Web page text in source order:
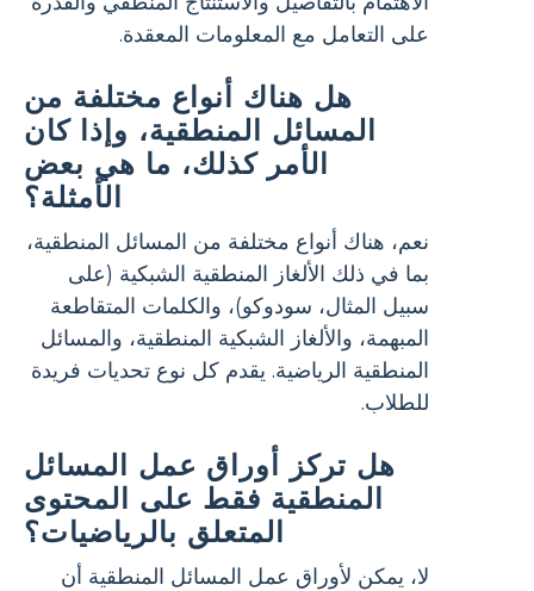
على التعامل مع المعلومات المعقدة.
هل هناك أنواع مختلفة من
المسائل المنطقية، وإذا كان
الأمر كذلك، ما هي بعض
الأمثلة؟
نعم، هناك أنواع مختلفة من المسائل المنطقية،
بما في ذلك الألغاز المنطقية الشبكية (على
سبيل المثال، سودوكو)، والكلمات المتقاطعة
المبهمة، والألغاز الشبكية المنطقية، والمسائل
المنطقية الرياضية. يقدم كل نوع تحديات فريدة
للطلاب.
هل تركز أوراق عمل المسائل
المنطقية فقط على المحتوى
المتعلق بالرياضيات؟
لا، يمكن لأوراق عمل المسائل المنطقية أن